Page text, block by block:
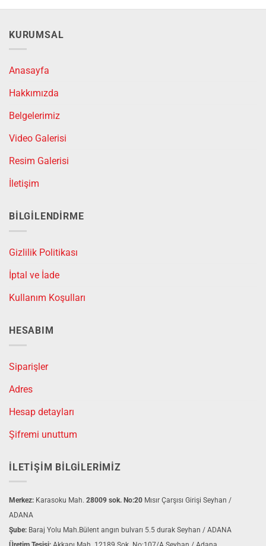
KURUMSAL
Anasayfa
Hakkımızda
Belgelerimiz
Video Galerisi
Resim Galerisi
İletişim
BILGILENDIRME
Gizlilik Politikası
İptal ve İade
Kullanım Koşulları
HESABIM
Siparişler
Adres
Hesap detayları
Şifremi unuttum
İLETIŞIM BILGILERIMIZ
Merkez: Karasoku Mah. 28009 sok. No:20 Mısır Çarşısı Girişi Seyhan /
ADANA
Şube: Baraj Yolu Mah.Bülent angın bulvarı 5.5 durak Seyhan / ADANA